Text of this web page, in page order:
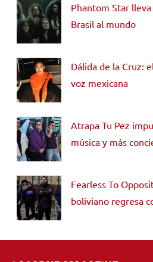
Phantom Star
Brasil al mundo
Dálida de la Cruz:
voz mexicana
Atrapa Tu Pez
música y más
Fearless To
boliviano regresa